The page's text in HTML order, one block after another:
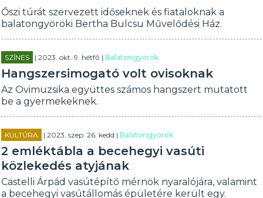
Őszi túrát szervezett időseknek és fiataloknak a
balatongyöröki Bertha Bulcsu Művelődési Ház.
SZÍNES | 2023. okt. 9. hétfő |Balatongyörök
Hangszersimogató volt ovisoknak
Az Ovimuzsika együttes számos hangszert mutatott
be a gyermekeknek.
KULTÚRA | 2023. szep. 26. kedd |Balatongyörök
2 emléktábla a becehegyi vasúti
közlekedés atyjának
Castelli Árpád vasútépítő mérnök nyaralójára, valamint
a becehegyi vasútállomás épületére került egy.